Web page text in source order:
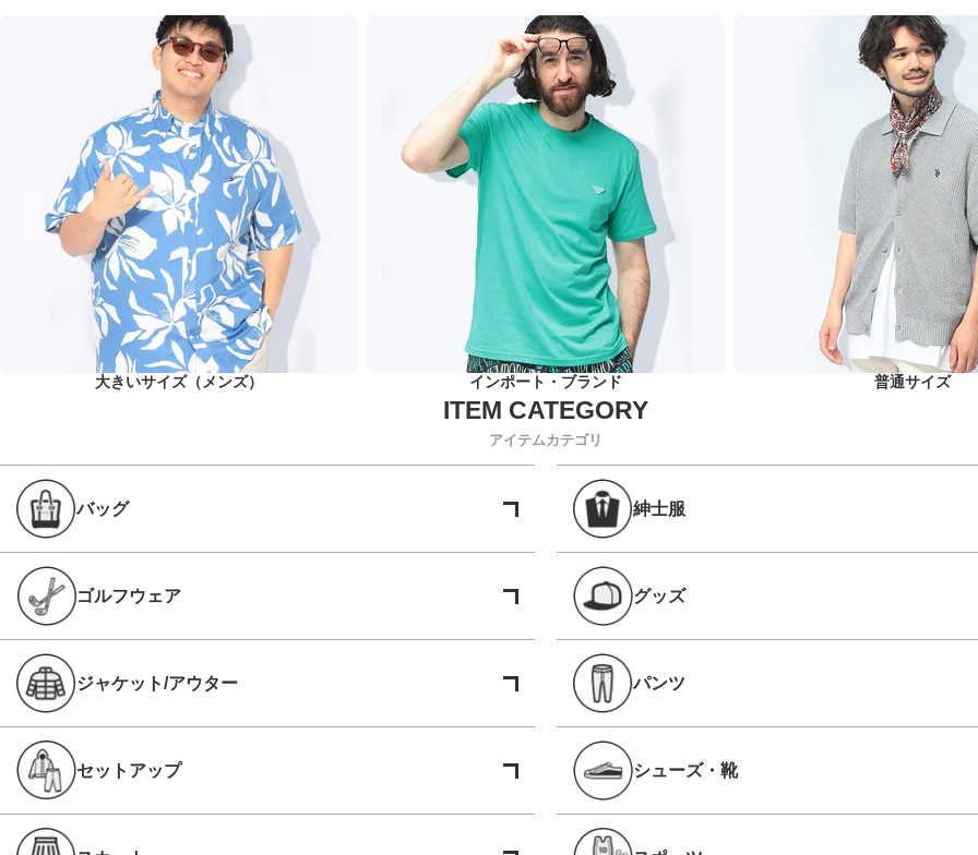
大きいサイズ（メンズ） インポート・ブランド 普通サイズ
アイテムカテゴリ
バッグ 紳士服
ゴルフウェア グッズ
ジャケット/アウター パンツ
セットアップ シューズ・靴